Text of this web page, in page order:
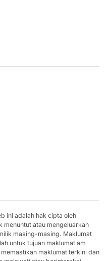
ini adalah hak cipta oleh
atau mengeluarkan
masing-masing. Maklumat
untuk tujuan maklumat am
maklumat terkini dan